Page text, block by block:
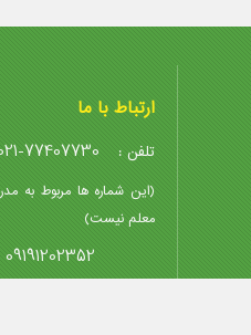
ارتباط با ما
تلفن : 77407730
(این شماره ها مربوط به
معلم نیست)
09191202352